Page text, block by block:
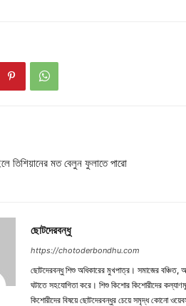
তিশিয়ানের মত বেলুন ফুলাতে পারো
ছোটদেরবন্ধু
https://chotoderbondhu.com
ছোটদেরবন্ধু শিশু অধিকারের মুখপাত্র। সমাজের বঞ্চিত,
ঘটাতে সহযোগিতা করে। শিশু কিশোর কিশোরীদের
কিশোরীদের বিষয়ে ছোটদেরবন্ধুর চেয়ে সমৃদ্ধ কোনো